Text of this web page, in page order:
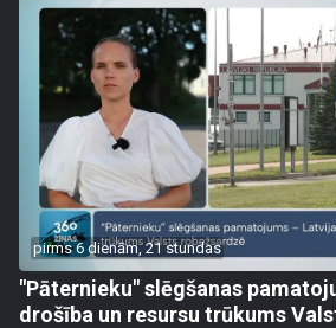
pirms 6 dienām, 21 stundas
"Pāternieku" slēgšanas
drošība un resursu trūkums